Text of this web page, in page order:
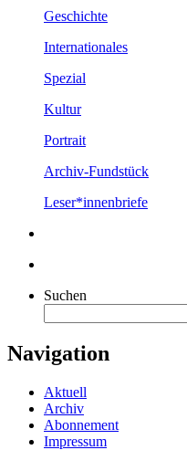
Geschichte
Internationales
Spezial
Kultur
Portrait
Archiv-Fundstück
Leser*innenbriefe
Suchen
Navigation
Aktuell
Archiv
Abonnement
Impressum